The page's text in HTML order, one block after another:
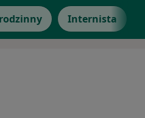
Internista